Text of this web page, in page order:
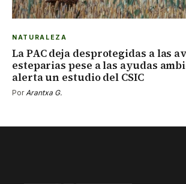
NATURALEZA
La PAC deja desprotegidas a las
esteparias pese a las ayudas
alerta un estudio del CSIC
PorArantxa G.